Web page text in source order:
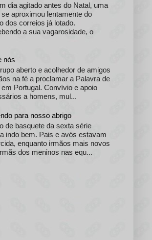
dia agitado antes do Natal, uma
se aproximou lentamente do
dos correios já lotado.
a sua vagarosidade, o
nós
aberto e acolhedor de amigos
na fé a proclamar a Palavra de
Portugal. Convívio e apoio
a homens, mul...
para nosso abrigo
de basquete da sexta série
indo bem. Pais e avós estavam
enquanto irmãos mais novos
dos meninos nas equ...